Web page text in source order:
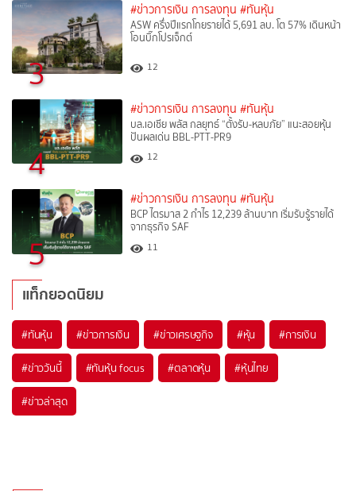
3
#ข่าวการเงิน การลงทุน #ทันหุ้น
ASW ครึ่งปีแรกโกยรายได้ 5,691 ลบ. โต 57% เดินหน้า
โอนบิ๊กโปรเจ็กต์
12
4
#ข่าวการเงิน การลงทุน #ทันหุ้น
บล.เอเซีย พลัส กลยุทธ์ “ตั้งรับ-หลบภัย” แนะสอยหุ้น
ปันผลเด่น BBL-PTT-PR9
12
5
#ข่าวการเงิน การลงทุน #ทันหุ้น
BCP ไตรมาส 2 กำไร 12,239 ล้านบาท เริ่มรับรู้รายได้
จากธุรกิจ SAF
11
แท็กยอดนิยม
#ทันหุ้น #ข่าวการเงิน #ข่าวเศรษฐกิจ #หุ้น #การเงิน
#ข่าววันนี้ #ทันหุ้น focus #ตลาดหุ้น #หุ้นไทย
#ข่าวล่าสุด